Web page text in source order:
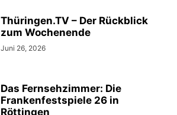
Thüringen.TV – Der Rückblick
zum Wochenende
Juni 26, 2026
Das Fernsehzimmer: Die
Frankenfestspiele 26 in
Röttingen